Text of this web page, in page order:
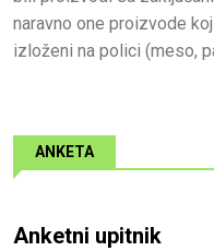
naravno one proizvode
izloženi na polici (meso,
ANKETA
Anketni upitnik